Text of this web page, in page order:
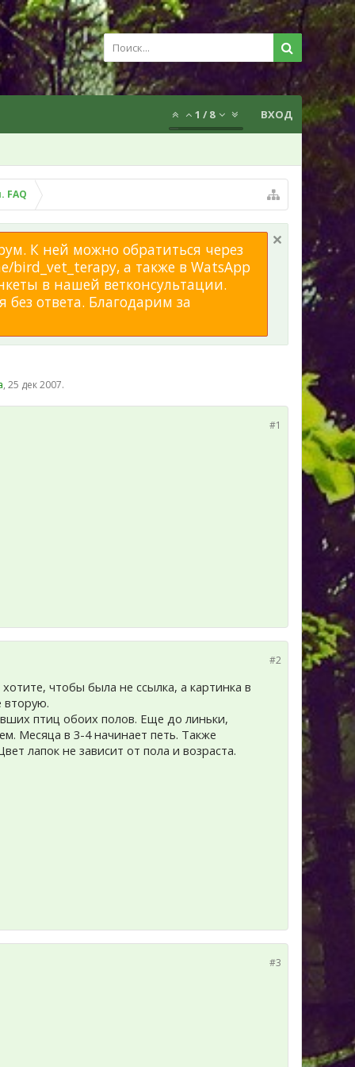
1 / 8 ВХОД
FAQ
К ней можно обратиться через
bird_vet_terapy, а также в WatsApp
в нашей ветконсультации.
ответа. Благодарим за
,25 дек 2007.
#1
#2
чтобы была не ссылка, а картинка в
вторую.
птиц обоих полов. Еще до линьки,
Месяца в 3-4 начинает петь. Также
лапок не зависит от пола и возраста.
#3